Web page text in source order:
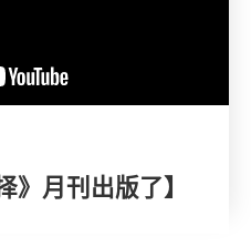
》月刊出版了】